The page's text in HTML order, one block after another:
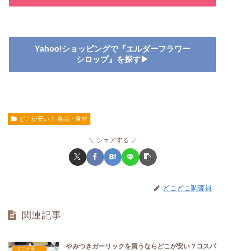
Yahoo!ショッピングで『エルダーフラワー
シロップ』を探す▶
どこが安い？-食品・食材
シェアする
どこどこ調査員
関連記事
どこが安い？-食品・食材
やみつきガーリックを買うならどこが安い？コスパ